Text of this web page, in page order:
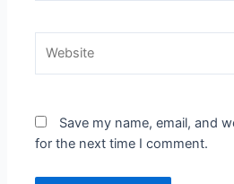
Save my name, email, and
for the next time I comment.